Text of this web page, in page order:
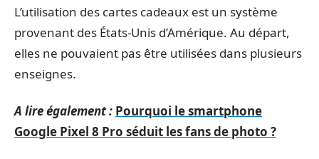
L’utilisation des cartes cadeaux est un système
provenant des États-Unis d’Amérique. Au départ,
elles ne pouvaient pas être utilisées dans plusieurs
enseignes.
A lire également : Pourquoi le smartphone
Google Pixel 8 Pro séduit les fans de photo ?